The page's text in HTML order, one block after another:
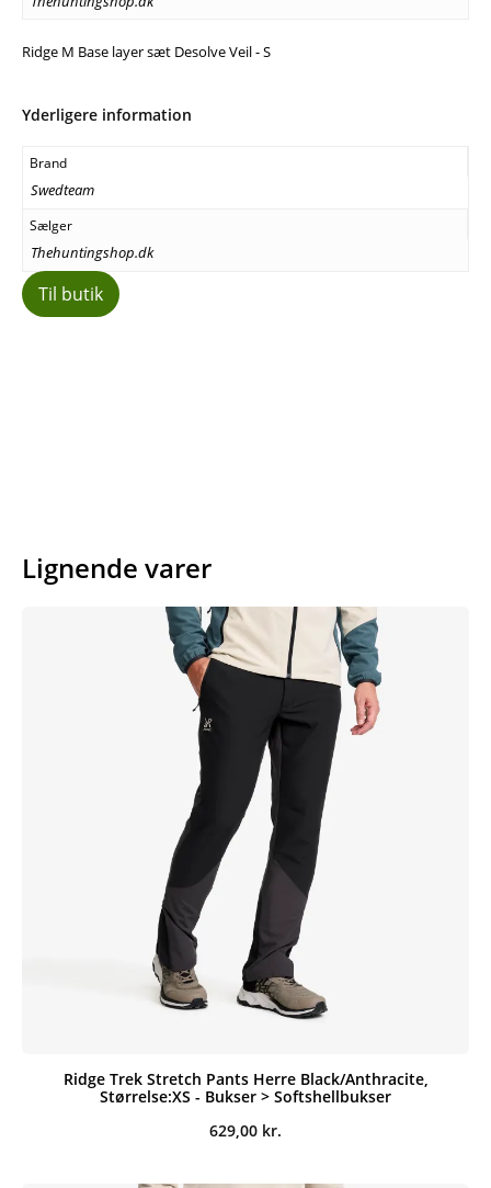
Ridge M Base layer sæt Desolve Veil - S
Yderligere information
Brand
Swedteam
Sælger
Thehuntingshop.dk
Til butik
Lignende varer
Ridge Trek Stretch Pants Herre Black/Anthracite,
Størrelse:XS - Bukser > Softshellbukser
629,00 kr.